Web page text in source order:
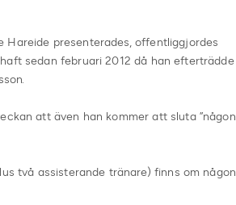
Hareide presenterades, offentliggjordes
sedan februari 2012 då han efterträdde
att även han kommer att sluta ”någon
två assisterande tränare) finns om någon